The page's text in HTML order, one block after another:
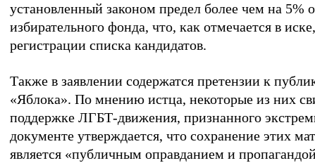
установленный законом предел более чем на 5%
избирательного фонда, что, как отмечается в
регистрации списка кандидатов.
Также в заявлении содержатся претензии к
«Яблока». По мнению истца, некоторые из них
поддержке ЛГБТ-движения, признанного
документе утверждается, что сохранение этих
является «публичным оправданием и